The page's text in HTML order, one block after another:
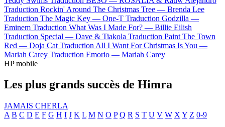
Traduction Rockin' Around The Christmas Tree — Brenda Lee
Traduction The Magic Key — One-T Traduction Godzilla —
Eminem Traduction What Was I Made For? — Billie Eilish
Traduction Special — Dave & Tiakola Traduction Paint The Town
Red — Doja Cat Traduction All I Want For Christmas Is You —
Mariah Carey Traduction Emorio — Mariah Carey
HP mobile
Les plus grands succès de Himra
JAMAIS CHERLA
A B C D E F G H I J K L M N O P Q R S T U V W X Y Z 0-9